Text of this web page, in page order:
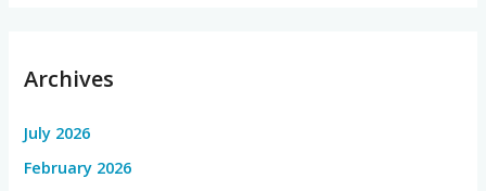
Archives
July 2026
February 2026